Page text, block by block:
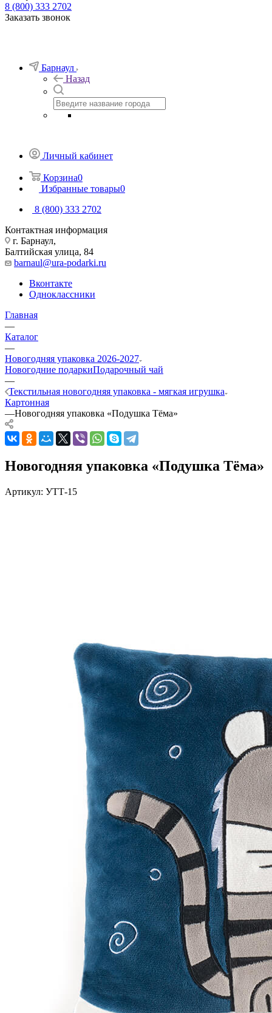
8 (800) 333 2702
Заказать звонок
Барнаул
Назад
Личный кабинет
Корзина0
Избранные товары0
8 (800) 333 2702
Контактная информация
г. Барнаул,
Балтийская улица, 84
barnaul@ura-podarki.ru
Вконтакте
Одноклассники
Главная
—
Каталог
—
Новогодняя упаковка 2026-2027
Новогодние подаркиПодарочный чай
—
Текстильная новогодняя упаковка - мягкая игрушка
Картонная
—Новогодняя упаковка «Подушка Тёма»
Новогодняя упаковка «Подушка Тёма»
Артикул: УТТ-15